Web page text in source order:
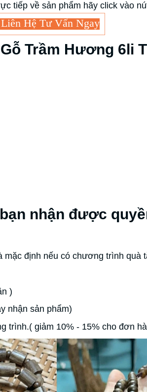
tiếp về sản phẩm hãy click vào
Liên Hệ Tư Vấn Ngay
Trầm Hương 6li
nhận được
mặc định nếu có chương trình quà
)
nhận sản phẩm)
trình.( giảm 10% - 15% cho đơn